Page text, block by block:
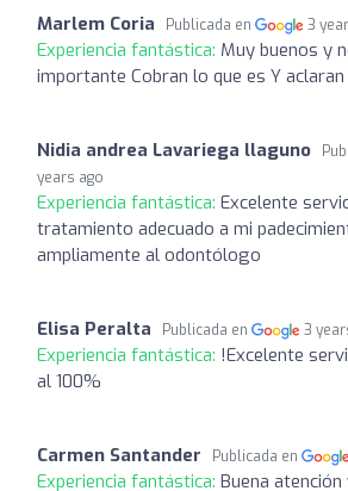
Marlem Coria Publicada en 3
Experiencia fantástica: Muy buenos y
importante Cobran lo que es Y
Nidia andrea Lavariega llaguno
years ago
Experiencia fantástica: Excelente
tratamiento adecuado a mi
ampliamente al odontólogo
Elisa Peralta Publicada en 3
Experiencia fantástica: !Excelente
al 100%
Carmen Santander Publicada en
Experiencia fantástica: Buena